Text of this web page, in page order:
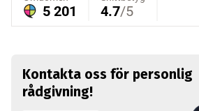
Kontakta oss för personlig
rådgivning!